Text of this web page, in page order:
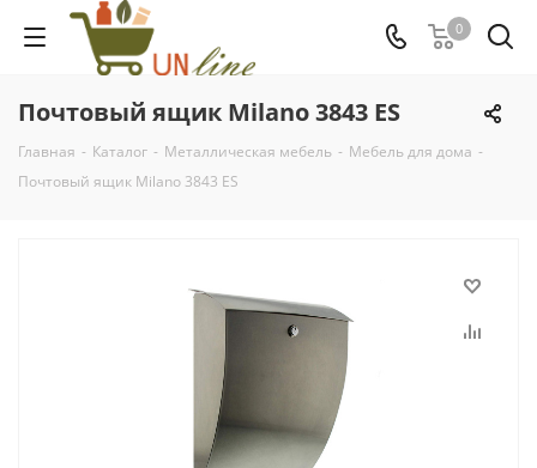
0
Почтовый ящик Milano 3843 ES
Главная - Каталог - Металлическая мебель - Мебель для дома -
Почтовый ящик Milano 3843 ES